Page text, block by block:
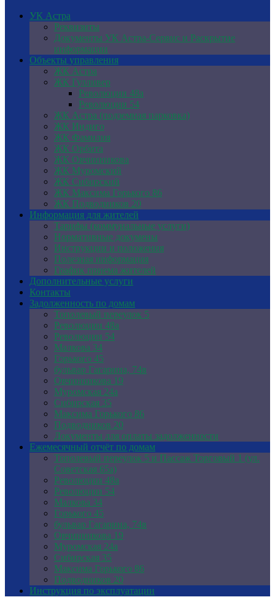
УК Астра
Реквизиты
Документы УК Астра-Сервис и Раскрытие
информации
Объекты управления
ЖК Астра
ЖК Гулливер
Революции 48а
Революции 54
ЖК Астра (подземная парковка)
ЖК Индиго
ЖК Фамилия
ЖК Орбита
ЖК Овчинникова
ЖК Муромский
ЖК Сибирский
ЖК Максима Горького 86
ЖК Подводников 20
Информация для жителей
Тарифы (коммунальные услуги)
Нормативные докумены
Инструкции и положения
Полезная информация
График приема жителей
Дополнительные услуги
Контакты
Задолженность по домам
Тополевый переулок 5
Революции 48а
Революции 54
Малкова 34
Горького 45
бульвар Гагарина, 74в
Овчинникова 19
Муромская 24а
Сибирская 35
Максима Горького 86
Подводников 20
Документы для оплаты задолженности
Ежемесячный отчёт по домам
Тополевый переулок 5 и Пассаж Торговый 1 (ул.
Советская 65а)
Революции 48а
Революции 54
Малкова 34
Горького 45
бульвар Гагарина, 74в
Овчинникова 19
Муромская 24а
Сибирская 35
Максима Горького 86
Подводников 20
Инструкция по эксплуатации